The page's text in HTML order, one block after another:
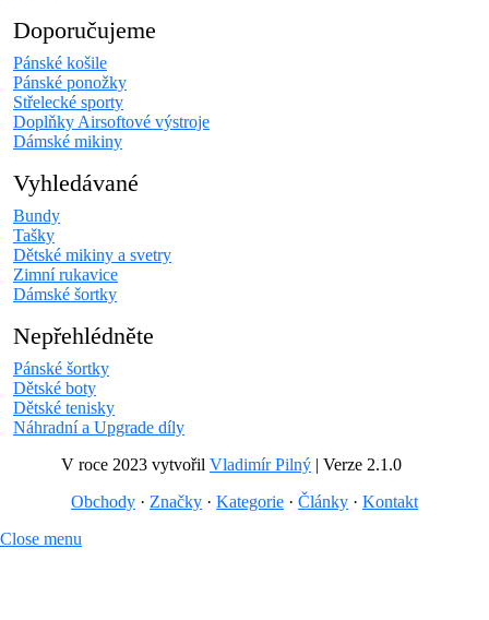
Doporučujeme
Pánské košile
Pánské ponožky
Střelecké sporty
Doplňky Airsoftové výstroje
Dámské mikiny
Vyhledávané
Bundy
Tašky
Dětské mikiny a svetry
Zimní rukavice
Dámské šortky
Nepřehlédněte
Pánské šortky
Dětské boty
Dětské tenisky
Náhradní a Upgrade díly
V roce 2023 vytvořil Vladimír Pilný | Verze 2.1.0
Obchody · Značky · Kategorie · Články · Kontakt
Close menu